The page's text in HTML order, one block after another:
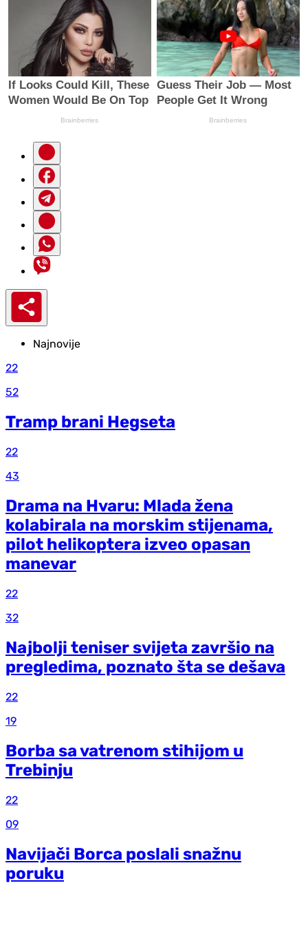
Najnovije
22
52
Tramp brani Hegseta
22
43
Drama na Hvaru: Mlada žena
kolabirala na morskim stijenama,
pilot helikoptera izveo opasan
manevar
22
32
Najbolji teniser svijeta završio na
pregledima, poznato šta se dešava
22
19
Borba sa vatrenom stihijom u
Trebinju
22
09
Navijači Borca poslali snažnu
poruku